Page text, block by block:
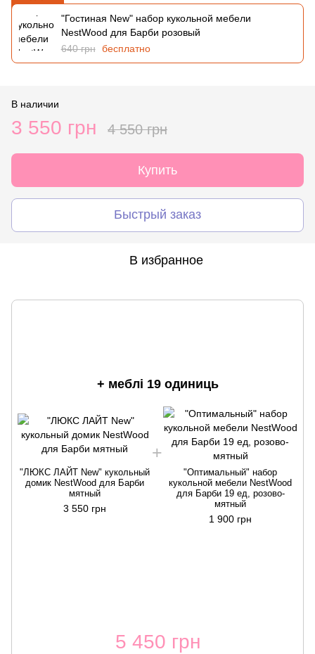
"Гостиная New" набор кукольной мебели
NestWood для Барби розовый
640 грн бесплатно
В наличии
3 550 грн 4 550 грн
Купить
Быстрый заказ
В избранное
+ меблі 19 одиниць
"ЛЮКС ЛАЙТ New" кукольный
домик NestWood для Барби
мятный
3 550 грн
"Оптимальный" набор
кукольной мебели NestWood
для Барби 19 ед, розово-
мятный
1 900 грн
5 450 грн